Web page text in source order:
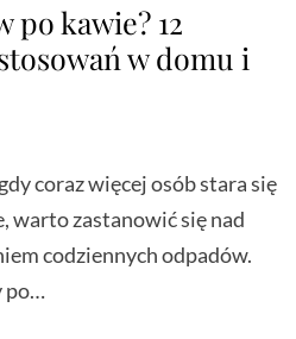
po kawie? 12
w domu i
coraz więcej osób stara się
warto zastanowić się nad
codziennych odpadów.
po…